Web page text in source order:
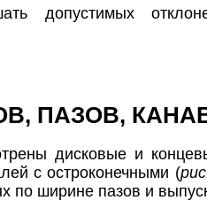
допустимых
ПАЗОВ,
дисковые и
с остроконечными (
ширине пазов и